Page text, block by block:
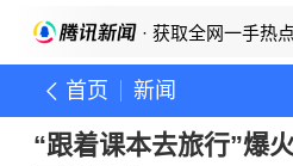
· 获取全网一手热点
首页 新闻
“跟着课本去旅行”爆